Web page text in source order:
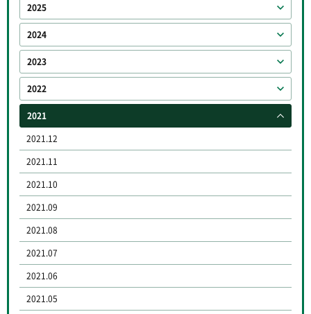
2025
2024
2023
2022
2021
2021.12
2021.11
2021.10
2021.09
2021.08
2021.07
2021.06
2021.05